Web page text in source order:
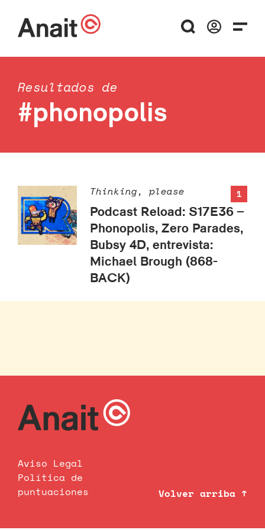
Resultados de
#phonopolis
1
Thinking, please
Podcast Reload: S17E36 –
Phonopolis, Zero Parades,
Bubsy 4D, entrevista:
Michael Brough (868-
BACK)
Aviso Legal
Política de
puntuaciones
Volver arriba ↑